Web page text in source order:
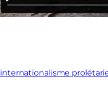
internationalisme